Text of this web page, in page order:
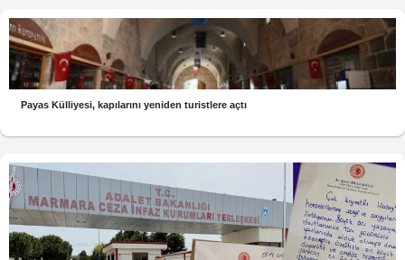
Payas Külliyesi, kapılarını yeniden turistlere açtı